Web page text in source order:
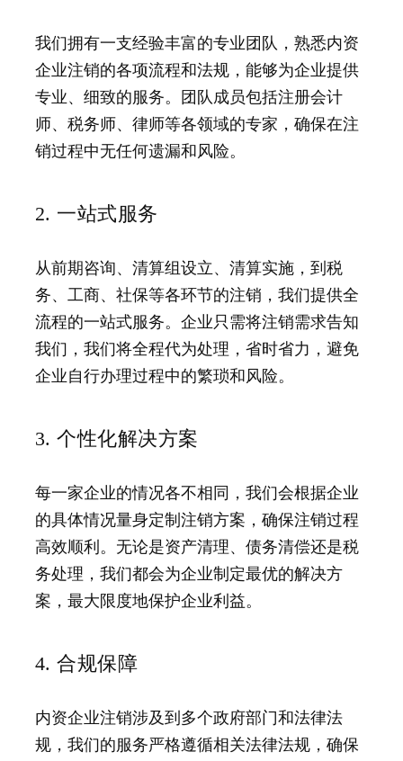
我们拥有一支经验丰富的专业团队，熟悉内资
企业注销的各项流程和法规，能够为企业提供
专业、细致的服务。团队成员包括注册会计
师、税务师、律师等各领域的专家，确保在注
销过程中无任何遗漏和风险。
2. 一站式服务
从前期咨询、清算组设立、清算实施，到税
务、工商、社保等各环节的注销，我们提供全
流程的一站式服务。企业只需将注销需求告知
我们，我们将全程代为处理，省时省力，避免
企业自行办理过程中的繁琐和风险。
3. 个性化解决方案
每一家企业的情况各不相同，我们会根据企业
的具体情况量身定制注销方案，确保注销过程
高效顺利。无论是资产清理、债务清偿还是税
务处理，我们都会为企业制定最优的解决方
案，最大限度地保护企业利益。
4. 合规保障
内资企业注销涉及到多个政府部门和法律法
规，我们的服务严格遵循相关法律法规，确保